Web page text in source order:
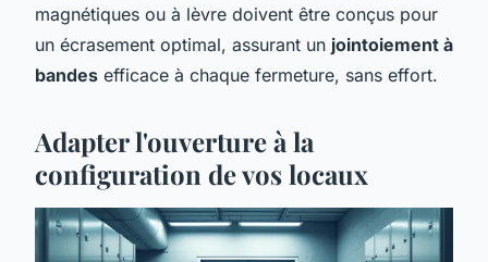
magnétiques ou à lèvre doivent être conçus pour
un écrasement optimal, assurant un jointoiement à
bandes efficace à chaque fermeture, sans effort.
Adapter l'ouverture à la
configuration de vos locaux